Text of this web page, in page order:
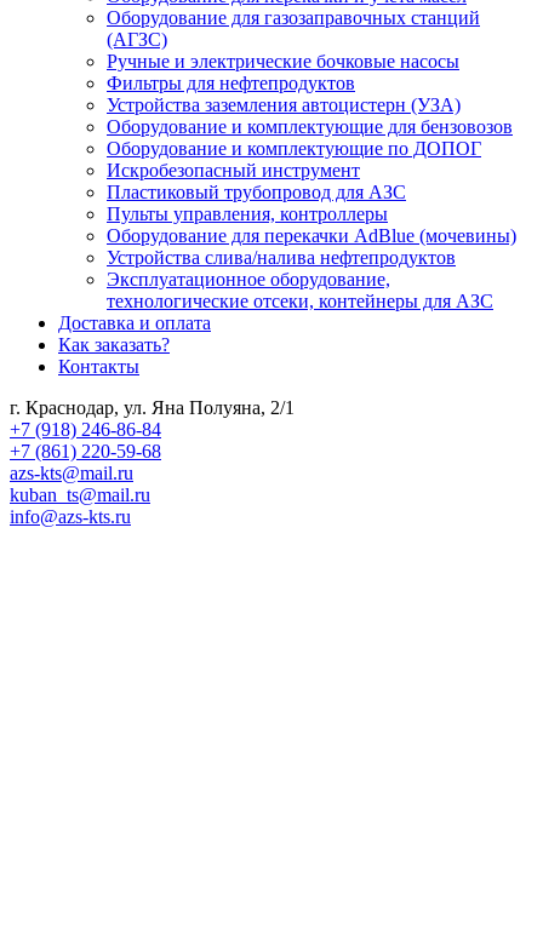
Оборудование для газозаправочных станций
(АГЗС)
Ручные и электрические бочковые насосы
Фильтры для нефтепродуктов
Устройства заземления автоцистерн (УЗА)
Оборудование и комплектующие для бензовозов
Оборудование и комплектующие по ДОПОГ
Искробезопасный инструмент
Пластиковый трубопровод для АЗС
Пульты управления, контроллеры
Оборудование для перекачки AdBlue (мочевины)
Устройства слива/налива нефтепродуктов
Эксплуатационное оборудование,
технологические отсеки, контейнеры для АЗС
Доставка и оплата
Как заказать?
Контакты
г. Краснодар, ул. Яна Полуяна, 2/1
+7 (918) 246-86-84
+7 (861) 220-59-68
azs-kts@mail.ru
kuban_ts@mail.ru
info@azs-kts.ru